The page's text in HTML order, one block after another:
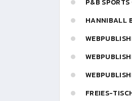
P&B
HANNIBALL
FREIES-